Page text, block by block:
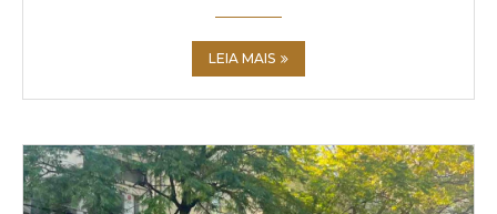
LEIA MAIS